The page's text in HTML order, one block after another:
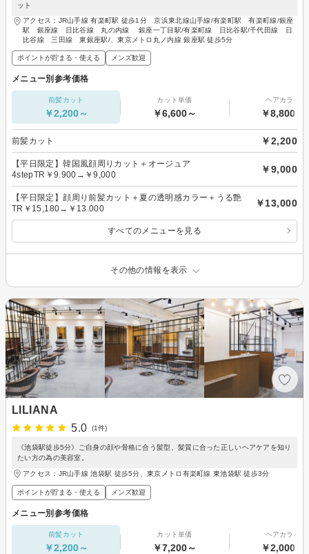
ット
アクセス：JR山手線 有楽町駅 徒歩1分 京浜東北線山手線/有楽町駅 有楽町線/銀座
駅 銀座線 日比谷線 丸の内線 銀座一丁目駅/有楽町線 日比谷駅/千代田線 日
比谷線 三田線 東銀座駅/、東京メトロ丸ノ内線 銀座駅 徒歩5分
ポイントが貯まる・使える メンズ歓迎
メニュー別参考価格
前髪カット
￥2,200～
カット単価
￥6,600～
ヘアカラー
￥8,800～
前髪カット ￥2,200
【平日限定】韓国風顔周りカット＋オージュア
4stepTR￥9.900→￥9,000
￥9,000
【平日限定】顔周り前髪カット＋夏の透明感カラー＋うる艶
TR￥15,180→￥13.000
￥13,000
すべてのメニューを見る
その他の情報を表示
LILIANA
5.0
(1件)
《池袋駅徒歩5分》ご自身の顔や骨格に合う髪型、髪質に合った正しいヘアケアを知り
たい方の為の美容室。
アクセス：JR山手線 池袋駅 徒歩5分、東京メトロ有楽町線 東池袋駅 徒歩3分
ポイントが貯まる・使える メンズ歓迎
メニュー別参考価格
前髪カット
￥2,200～
カット単価
￥7,200～
ヘアカラー
￥2,000～